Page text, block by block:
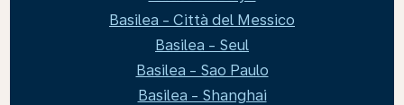
Basilea - Città del Messico
Basilea - Seul
Basilea - Sao Paulo
Basilea - Shanghai